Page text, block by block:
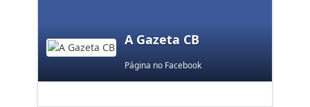
A Gazeta CB
Página no Facebook